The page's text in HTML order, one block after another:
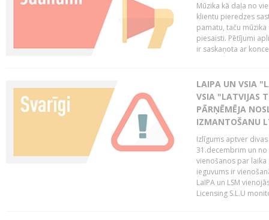
Mūzika kā daļa no
klientu pieredzes
pamatu, taču
piesaisti. Pētījumi
ir saskaņota ar
LAIPA UN VSIA
VSIA "LATVIJAS
PĀRŅĒMĒJA
IZMANTOŠANU
Izlīgums aptver
31.decembrim un no
vienošanos par
ieguvums ir
LaIPA un LSM
Licensing S.L.U